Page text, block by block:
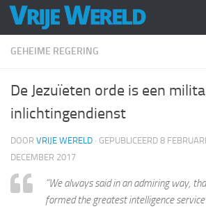
Doorgaan naar inhoud
GEHEIME REGERING
De Jezuïeten orde is een
inlichtingendienst
DOOR VRIJE WERELD · GEPUBLICEERD 8
DECEMBER 2017
“We always said in an admiring way,
formed the greatest intelligence